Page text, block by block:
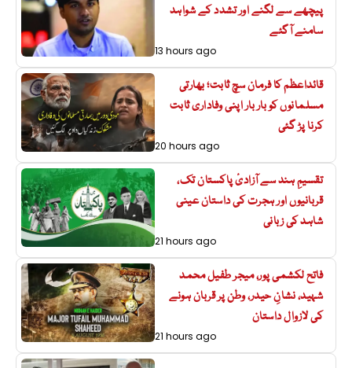
پیچھے سے لگنے اور تشدد کے شواہد
سامنے آگئے
13 hours ago
قائداعظم کا فرمان سچ ثابت؛ بھارتی
مسلمانوں کو بار بار اپنی وفاداری ثابت
کرنا پڑ گئی
20 hours ago
تقسیمِ ہند سے آزادیٔ پاکستان تک،
قربانیوں اور ہجرت کی داستان عینی
شاہد کی زبانی
21 hours ago
فاتح لکشمی پور، میجر طفیل محمد
شہید، نشانِ حیدر، وطن پر قربان ہونے
کی لازوال داستان
21 hours ago